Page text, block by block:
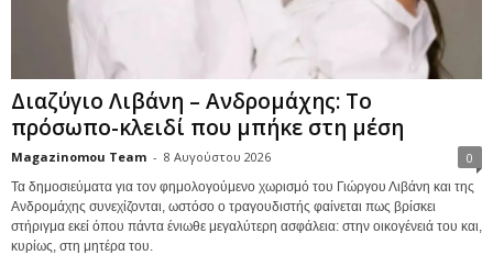
Διαζύγιο Λιβάνη – Ανδρομάχης: Το
πρόσωπο-κλειδί που μπήκε στη μέση
Magazinomou Team - 8 Αυγούστου 2026 0
Τα δημοσιεύματα για τον φημολογούμενο χωρισμό του Γιώργου Λιβάνη και της
Ανδρομάχης συνεχίζονται, ωστόσο ο τραγουδιστής φαίνεται πως βρίσκει
στήριγμα εκεί όπου πάντα ένιωθε μεγαλύτερη ασφάλεια: στην οικογένειά του και,
κυρίως, στη μητέρα του.